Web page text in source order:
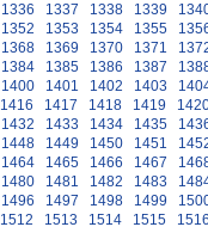
1336 1337 1338 1339
1352 1353 1354 1355
1368 1369 1370 1371
1384 1385 1386 1387
1400 1401 1402 1403
1416 1417 1418 1419
1432 1433 1434 1435
1448 1449 1450 1451
1464 1465 1466 1467
1480 1481 1482 1483
1496 1497 1498 1499
1512 1513 1514 1515